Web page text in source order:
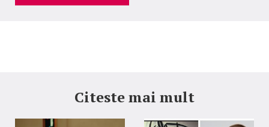
Citeste mai mult